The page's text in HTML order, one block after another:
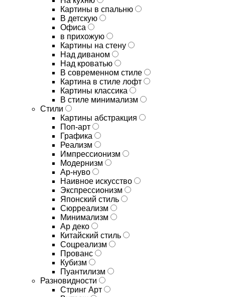
Картины в спальню
В детскую
Офиса
в прихожую
Картины на стену
Над диваном
Над кроватью
В современном стиле
Картина в стиле лофт
Картины классика
В стиле минимализм
Стили
Картины абстракция
Поп-арт
Графика
Реализм
Импрессионизм
Модернизм
Ар-нуво
Наивное искусство
Экспрессионизм
Японский стиль
Сюрреализм
Минимализм
Ар деко
Китайский стиль
Соцреализм
Прованс
Кубизм
Пуантилизм
Разновидности
Стринг Арт